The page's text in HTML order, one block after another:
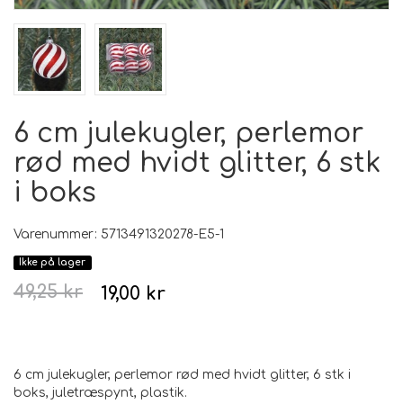
6 cm julekugler, perlemor
rød med hvidt glitter, 6 stk
i boks
Varenummer: 5713491320278-E5-1
Ikke på lager
19,00 kr
49,25 kr
6 cm julekugler, perlemor rød med hvidt glitter, 6 stk i
boks, juletræspynt, plastik.